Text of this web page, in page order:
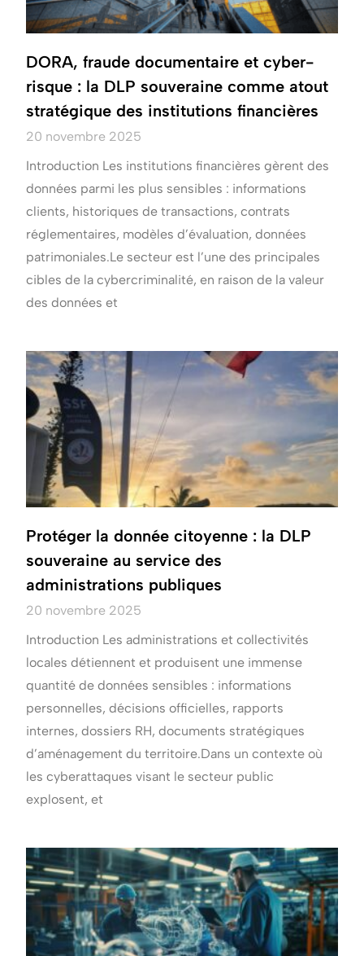
DORA, fraude documentaire et cyber-
risque : la DLP souveraine comme atout
stratégique des institutions financières
20 novembre 2025
Introduction Les institutions financières gèrent des
données parmi les plus sensibles : informations
clients, historiques de transactions, contrats
réglementaires, modèles d’évaluation, données
patrimoniales.Le secteur est l’une des principales
cibles de la cybercriminalité, en raison de la valeur
des données et
Protéger la donnée citoyenne : la DLP
souveraine au service des
administrations publiques
20 novembre 2025
Introduction Les administrations et collectivités
locales détiennent et produisent une immense
quantité de données sensibles : informations
personnelles, décisions officielles, rapports
internes, dossiers RH, documents stratégiques
d’aménagement du territoire.Dans un contexte où
les cyberattaques visant le secteur public
explosent, et